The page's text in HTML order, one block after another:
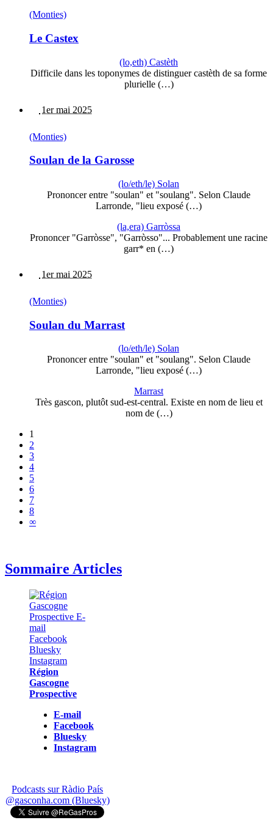
(Monties)
Le Castex
(lo,eth) Castèth
Difficile dans les toponymes de distinguer castèth de sa forme
plurielle (…)
1er mai 2025
(Monties)
Soulan de la Garosse
(lo/eth/le) Solan
Prononcer entre "soulan" et "soulang". Selon Claude
Larronde, "lieu exposé (…)
(la,era) Garròssa
Prononcer "Garròsse", "Garròsso"... Probablement une racine
garr* en (…)
1er mai 2025
(Monties)
Soulan du Marrast
(lo/eth/le) Solan
Prononcer entre "soulan" et "soulang". Selon Claude
Larronde, "lieu exposé (…)
Marrast
Très gascon, plutôt sud-est-central. Existe en nom de lieu et
nom de (…)
1
2
3
4
5
6
7
8
∞
Sommaire Articles
Région
Gascogne
Prospective
E-mail
Facebook
Bluesky
Instagram
Podcasts sur Ràdio País
@gasconha.com (Bluesky)